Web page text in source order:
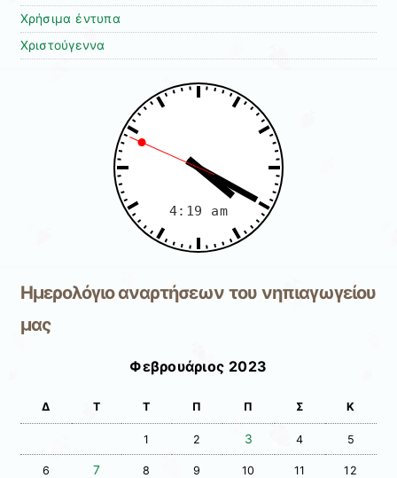
Χρήσιμα έντυπα
Χριστούγεννα
Ημερολόγιο αναρτήσεων του νηπιαγωγείου
μας
Φεβρουάριος 2023
Δ Τ Τ Π Π Σ Κ
1 2 3 4 5
6 7 8 9 10 11 12